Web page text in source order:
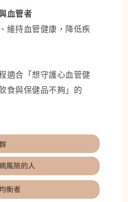
血管者
維持血管健康，降低疾
適合「想守護心血管健
食與保健品不夠」的